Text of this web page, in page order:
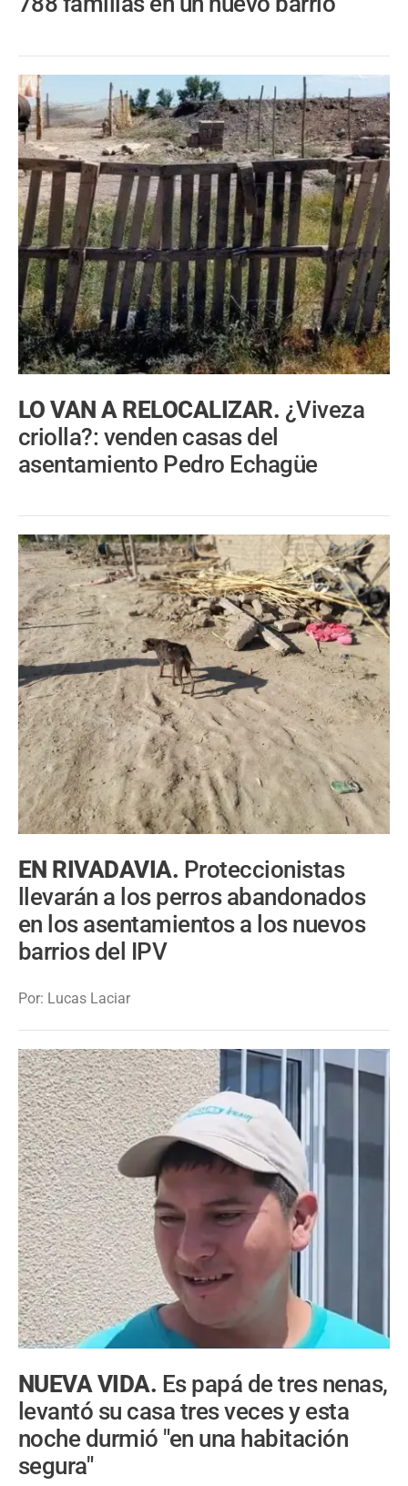
LO VAN A RELOCALIZAR. ¿Viveza
criolla?: venden casas del
asentamiento Pedro Echagüe
EN RIVADAVIA. Proteccionistas
llevarán a los perros abandonados
en los asentamientos a los nuevos
barrios del IPV
Por: Lucas Laciar
NUEVA VIDA. Es papá de tres nenas,
levantó su casa tres veces y esta
noche durmió "en una habitación
segura"